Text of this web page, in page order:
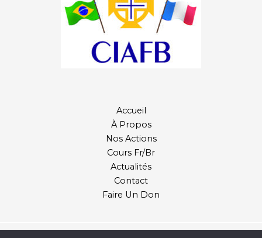
Accueil
À Propos
Nos Actions
Cours Fr/Br
Actualités
Contact
Faire Un Don